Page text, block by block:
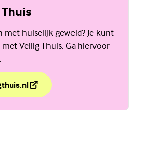
met huiselijk geweld? Je kunt
Veilig Thuis. Ga hiervoor
Thuis